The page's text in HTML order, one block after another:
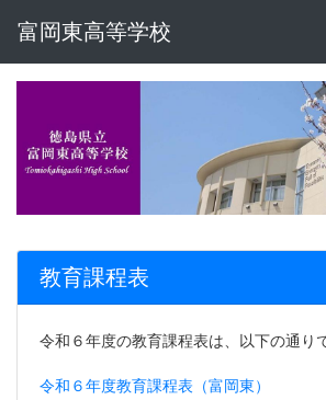
富岡東高等学校
教育課程表
令和６年度の教育課程表は、以下の通りで
令和６年度教育課程表（富岡東）